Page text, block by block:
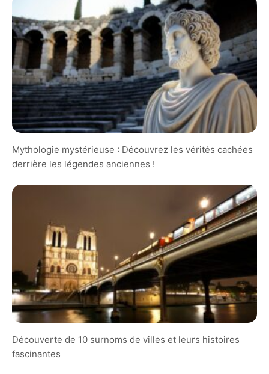
Mythologie mystérieuse : Découvrez les vérités cachées
derrière les légendes anciennes !
Découverte de 10 surnoms de villes et leurs histoires
fascinantes